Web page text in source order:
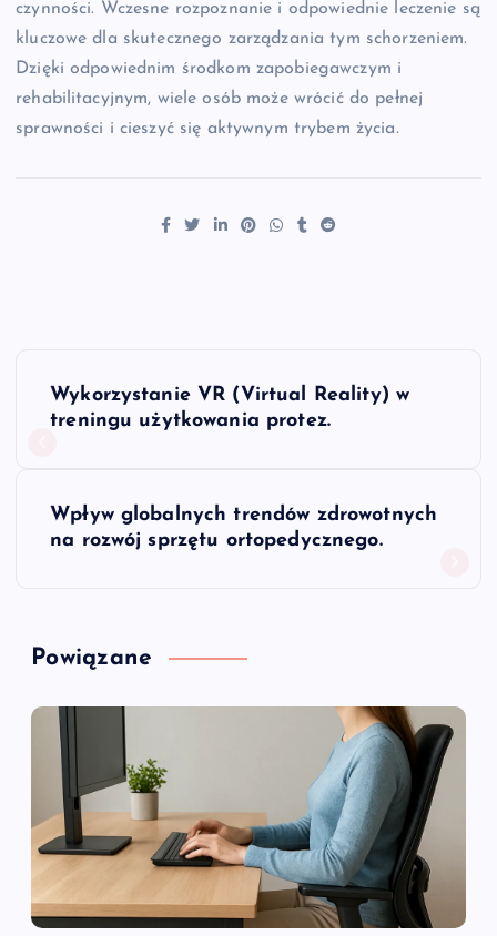
czynności. Wczesne rozpoznanie i odpowiednie leczenie są
kluczowe dla skutecznego zarządzania tym schorzeniem.
Dzięki odpowiednim środkom zapobiegawczym i
rehabilitacyjnym, wiele osób może wrócić do pełnej
sprawności i cieszyć się aktywnym trybem życia.
N
a
c
w
p
Wykorzystanie VR (Virtual Reality) w
treningu użytkowania protez.
Wpływ globalnych trendów zdrowotnych
na rozwój sprzętu ortopedycznego.
Powiązane